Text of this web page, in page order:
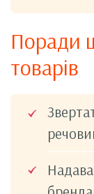
Поради
товарів